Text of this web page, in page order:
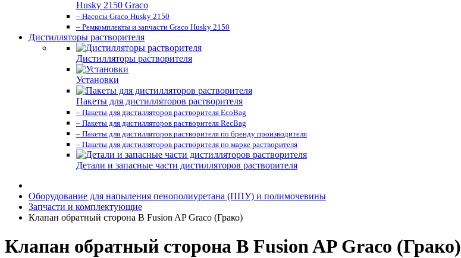
Husky 2150 Graco
– Насосы Graco Husky 2150
– Ремкомплекты и запчасти Graco Husky 2150
Дистилляторы растворителя
Дистилляторы растворителя
Установки
Пакеты для дистилляторов растворителя
– Пакеты для дистилляторов растворителя EcoBag
– Пакеты для дистилляторов растворителя RecBag
– Пакеты для дистилляторов растворителя по бренду производителя
– Пакеты для дистилляторов растворителя по марке растворителя
Детали и запасные части дистилляторов растворителя
Оборудование для напыления пенополиуретана (ППУ) и полимочевины
Запчасти и комплектующие
Клапан обратный сторона B Fusion AP Graco (Грако)
Клапан обратный сторона B Fusion AP Graco (Грако)